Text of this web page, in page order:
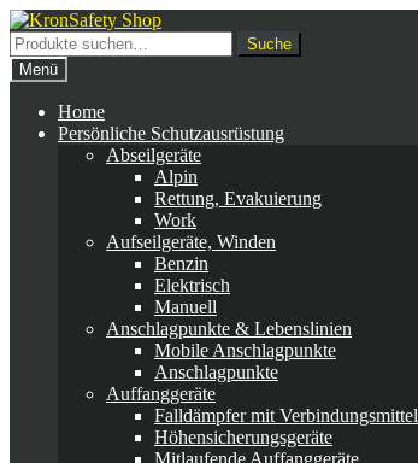
Zur
Navigation
springen
Zum
Inhalt
springen
Suche
nach:
Suche
Menü
Home
Persönliche Schutzausrüstung
Abseilgeräte
Alpin
Rettung, Evakuierung
Work
Aufseilgeräte, Winden
Benzin
Elektrisch
Manuell
Anschlagpunkte & Lebenslinien
Mobile Anschlagpunkte
Anschlagpunkte
Auffanggeräte
Falldämpfer mit Verbindungsmittel
Höhensicherungsgeräte
Mitlaufende Auffanggeräte